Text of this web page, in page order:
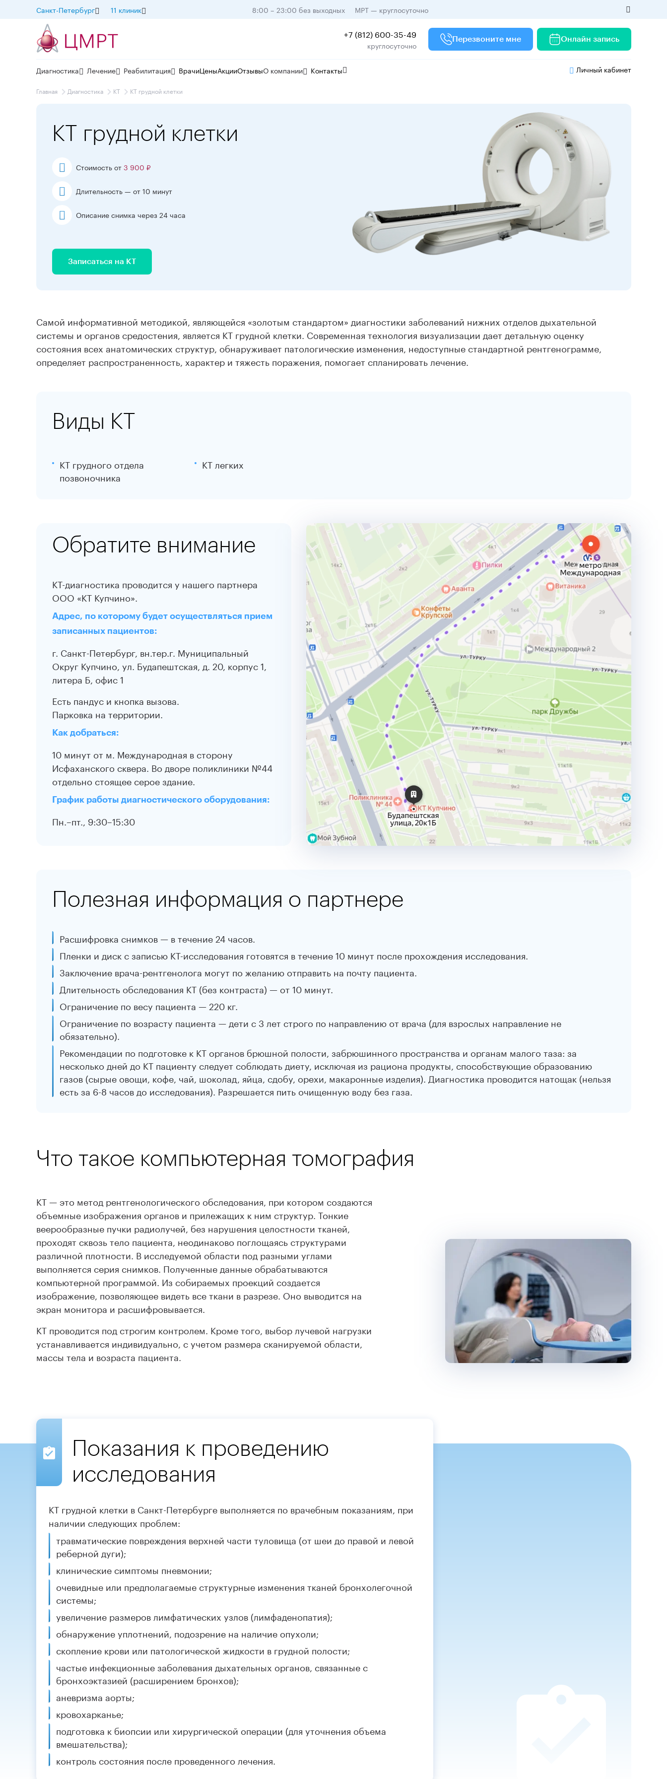
Санкт-Петербург 11 клиник 8:00 – 23:00 без выходных МРТ — круглосуточно
+7 (812) 600-35-49
круглосуточно
Перезвоните мне Онлайн запись
Диагностика Лечение Реабилитация ВрачиЦеныАкцииОтзывыО компании Контакты Личный кабинет
Главная Диагностика КТ КТ грудной клетки
КТ грудной клетки
Стоимость от3 900 ₽
Длительность — от 10 минут
Описание снимка через 24 часа
Записаться на КТ
Самой информативной методикой, являющейся «золотым стандартом» диагностики заболеваний нижних отделов дыхательной
системы и органов средостения, является КТ грудной клетки. Современная технология визуализации дает детальную оценку
состояния всех анатомических структур, обнаруживает патологические изменения, недоступные стандартной рентгенограмме,
определяет распространенность, характер и тяжесть поражения, помогает спланировать лечение.
Виды КТ
КТ грудного отдела
позвоночника
КТ легких
Обратите внимание
КТ-диагностика проводится у нашего партнера
ООО «КТ Купчино».
Адрес, по которому будет осуществляться прием
записанных пациентов:
г. Санкт-Петербург, вн.тер.г. Муниципальный
Округ Купчино, ул. Будапештская, д. 20, корпус 1,
литера Б, офис 1
Есть пандус и кнопка вызова.
Парковка на территории.
Как добраться:
10 минут от м. Международная в сторону
Исфаханского сквера. Во дворе поликлиники №44
отдельно стоящее серое здание.
График работы диагностического оборудования:
Пн.–пт., 9:30–15:30
Полезная информация о партнере
Расшифровка снимков — в течение 24 часов.
Пленки и диск с записью КТ-исследования готовятся в течение 10 минут после прохождения исследования.
Заключение врача-рентгенолога могут по желанию отправить на почту пациента.
Длительность обследования КТ (без контраста) — от 10 минут.
Ограничение по весу пациента — 220 кг.
Ограничение по возрасту пациента — дети с 3 лет строго по направлению от врача (для взрослых направление не
обязательно).
Рекомендации по подготовке к КТ органов брюшной полости, забрюшинного пространства и органам малого таза: за
несколько дней до КТ пациенту следует соблюдать диету, исключая из рациона продукты, способствующие образованию
газов (сырые овощи, кофе, чай, шоколад, яйца, сдобу, орехи, макаронные изделия). Диагностика проводится натощак (нельзя
есть за 6-8 часов до исследования). Разрешается пить очищенную воду без газа.
Что такое компьютерная томография
КТ — это метод рентгенологического обследования, при котором создаются
объемные изображения органов и прилежащих к ним структур. Тонкие
веерообразные пучки радиолучей, без нарушения целостности тканей,
проходят сквозь тело пациента, неодинаково поглощаясь структурами
различной плотности. В исследуемой области под разными углами
выполняется серия снимков. Полученные данные обрабатываются
компьютерной программой. Из собираемых проекций создается
изображение, позволяющее видеть все ткани в разрезе. Оно выводится на
экран монитора и расшифровывается.
КТ проводится под строгим контролем. Кроме того, выбор лучевой нагрузки
устанавливается индивидуально, с учетом размера сканируемой области,
массы тела и возраста пациента.
Показания к проведению
исследования
КТ грудной клетки в Санкт-Петербурге выполняется по врачебным показаниям, при
наличии следующих проблем:
травматические повреждения верхней части туловища (от шеи до правой и левой
реберной дуги);
клинические симптомы пневмонии;
очевидные или предполагаемые структурные изменения тканей бронхолегочной
системы;
увеличение размеров лимфатических узлов (лимфаденопатия);
обнаружение уплотнений, подозрение на наличие опухоли;
скопление крови или патологической жидкости в грудной полости;
частые инфекционные заболевания дыхательных органов, связанные с
бронхоэктазией (расширением бронхов);
аневризма аорты;
кровохарканье;
подготовка к биопсии или хирургической операции (для уточнения объема
вмешательства);
контроль состояния после проведенного лечения.